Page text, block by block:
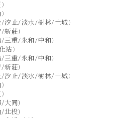
汐止/淡水/樹林/土城）
莊）
三重/永和/中和）
站）
三重/永和/中和）
莊）
汐止/淡水/樹林/土城）
同）
投）